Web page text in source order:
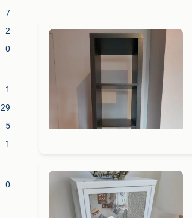
7
2
0
1
29
5
1
0